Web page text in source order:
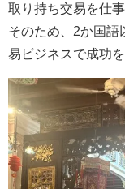
取り持ち交易を仕
そのため、2か国語
易ビジネスで成功を